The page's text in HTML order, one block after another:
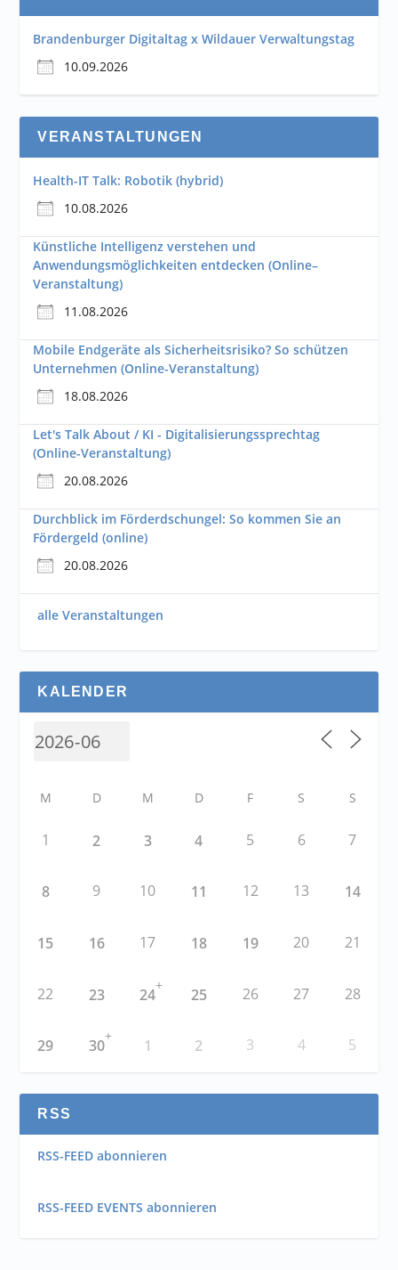
Brandenburger Digitaltag x Wildauer Verwaltungstag
10.09.2026
VERANSTALTUNGEN
Health-IT Talk: Robotik (hybrid)
10.08.2026
Künstliche Intelligenz verstehen und
Anwendungsmöglichkeiten entdecken (Online–
Veranstaltung)
11.08.2026
Mobile Endgeräte als Sicherheitsrisiko? So schützen
Unternehmen (Online-Veranstaltung)
18.08.2026
Let's Talk About / KI - Digitalisierungssprechtag
(Online-Veranstaltung)
20.08.2026
Durchblick im Förderdschungel: So kommen Sie an
Fördergeld (online)
20.08.2026
alle Veranstaltungen
KALENDER
M D M D F S S
1 2 3 4 5 6 7
8 9 10 11 12 13 14
15 16 17 18 19 20 21
22 23 24
+
25 26 27 28
29 30
+
1 2 3 4 5
RSS
RSS-FEED abonnieren
RSS-FEED EVENTS abonnieren